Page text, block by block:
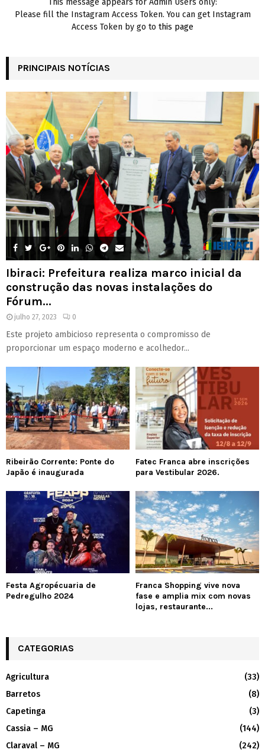
Please fill the Instagram Access Token. You can get Instagram
Access Token by go to this page
PRINCIPAIS NOTÍCIAS
Ibiraci: Prefeitura realiza marco inicial da
construção das novas instalações do
Fórum...
julho 27, 2023 0
Este projeto ambicioso representa o compromisso de
proporcionar um espaço moderno e acolhedor...
Ribeirão Corrente: Ponte do
Japão é inaugurada
Fatec Franca abre inscrições
para Vestibular 2026.
Festa Agropécuaria de
Pedregulho 2024
Franca Shopping vive nova
fase e amplia mix com novas
lojas, restaurante...
CATEGORIAS
Agricultura
(33)
Barretos
(8)
Capetinga
(3)
Cassia – MG
(144)
Claraval – MG
(242)